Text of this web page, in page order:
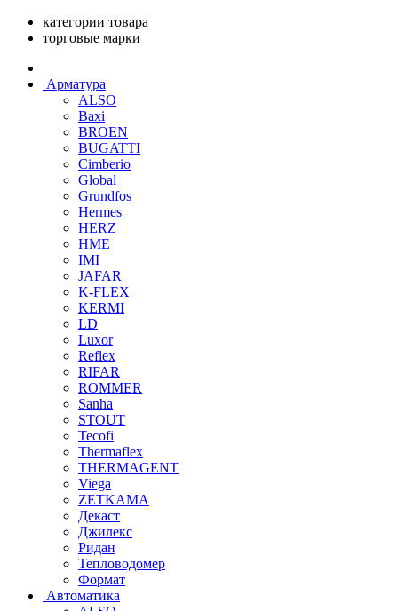
категории товара
торговые марки
Арматура
ALSO
Baxi
BROEN
BUGATTI
Cimberio
Global
Grundfos
Hermes
HERZ
HME
IMI
JAFAR
K-FLEX
KERMI
LD
Luxor
Reflex
RIFAR
ROMMER
Sanha
STOUT
Tecofi
Thermaflex
THERMAGENT
Viega
ZETKAMA
Декаст
Джилекс
Ридан
Тепловодомер
Формат
Автоматика